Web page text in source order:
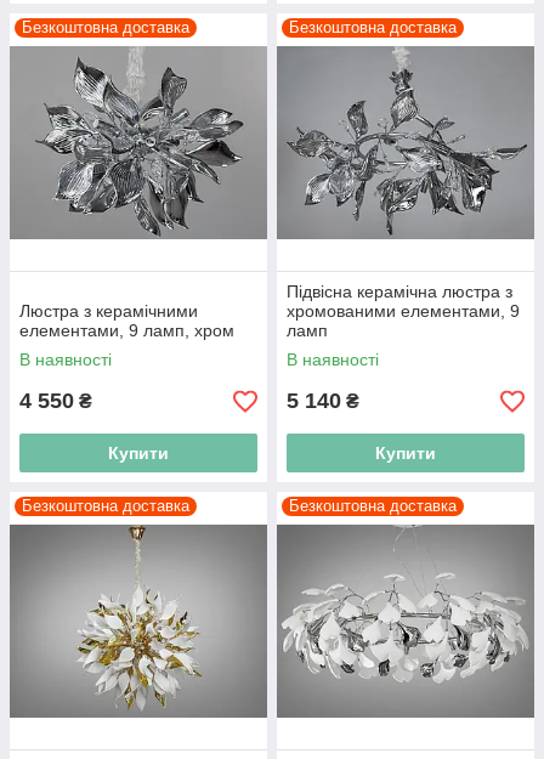
Безкоштовна доставка
Люстра з керамічними
елементами, 9 ламп, хром
В наявності
4 550 ₴
Купити
Безкоштовна доставка
Підвісна керамічна люстра з
хромованими елементами, 9
ламп
В наявності
5 140 ₴
Купити
Безкоштовна доставка Безкоштовна доставка